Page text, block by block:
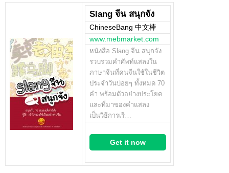
Slang จีน สนุกจัง
ChineseBang 中文棒
www.mebmarket.com
หนังสือ Slang จีน สนุกจัง
รวบรวมคำศัพท์แสลงใน
ภาษาจีนที่คนจีนใช้ในชีวิต
ประจำวันบ่อยๆ ทั้งหมด 70
คำ พร้อมตัวอย่างประโยค
และที่มาของคำแสลง
เป็นวิธีการเรี…
Get it now